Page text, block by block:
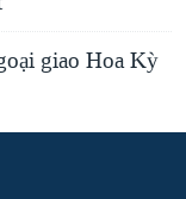
giao Hoa Kỳ